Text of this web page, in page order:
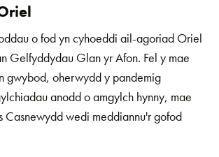
o fod yn cyhoeddi ail-agoriad Oriel
Gelfyddydau Glan yr Afon. Fel y mae
gwybod, oherwydd y pandemig
anodd o amgylch hynny, mae
Casnewydd wedi meddiannu'r gofod